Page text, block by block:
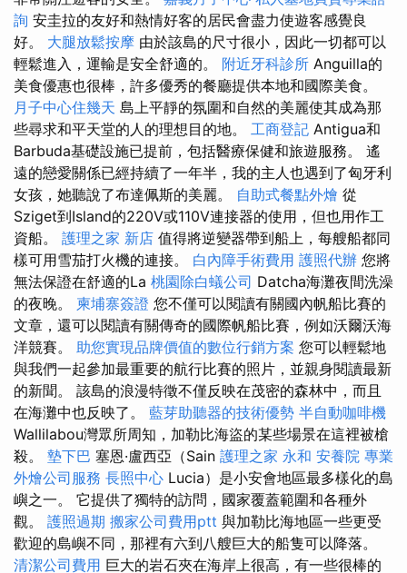
詢 安圭拉的友好和熱情好客的居民會盡力使遊客感覺良
好。 大腿放鬆按摩 由於該島的尺寸很小，因此一切都可以
輕鬆進入，運輸是安全舒適的。 附近牙科診所 Anguilla的
美食優惠也很棒，許多優秀的餐廳提供本地和國際美食。
月子中心住幾天 島上平靜的氛圍和自然的美麗使其成為那
些尋求和平天堂的人的理想目的地。 工商登記 Antigua和
Barbuda基礎設施已提前，包括醫療保健和旅遊服務。 遙
遠的戀愛關係已經持續了一年半，我的主人也遇到了匈牙利
女孩，她聽說了布達佩斯的美麗。 自助式餐點外燴 從
Sziget到Island的220V或110V連接器的使用，但也用作工
資船。 護理之家 新店 值得將逆變器帶到船上，每艘船都同
樣可用雪茄打火機的連接。 白內障手術費用 護照代辦 您將
無法保證在舒適的La 桃園除白蟻公司 Datcha海灘夜間洗澡
的夜晚。 柬埔寨簽證 您不僅可以閱讀有關國內帆船比賽的
文章，還可以閱讀有關傳奇的國際帆船比賽，例如沃爾沃海
洋競賽。 助您實現品牌價值的數位行銷方案 您可以輕鬆地
與我們一起參加最重要的航行比賽的照片，並親身閱讀最新
的新聞。 該島的浪漫特徵不僅反映在茂密的森林中，而且
在海灘中也反映了。 藍芽助聽器的技術優勢 半自動咖啡機
Wallilabou灣眾所周知，加勒比海盜的某些場景在這裡被槍
殺。 墊下巴 塞恩·盧西亞（Sain 護理之家 永和 安養院 專業
外燴公司服務 長照中心 Lucia）是小安會地區最多樣化的島
嶼之一。 它提供了獨特的訪問，國家覆蓋範圍和各種外
觀。 護照過期 搬家公司費用ptt 與加勒比海地區一些更受
歡迎的島嶼不同，那裡有六到八艘巨大的船隻可以降落。
清潔公司費用 巨大的岩石夾在海岸上很高，有一些很棒的